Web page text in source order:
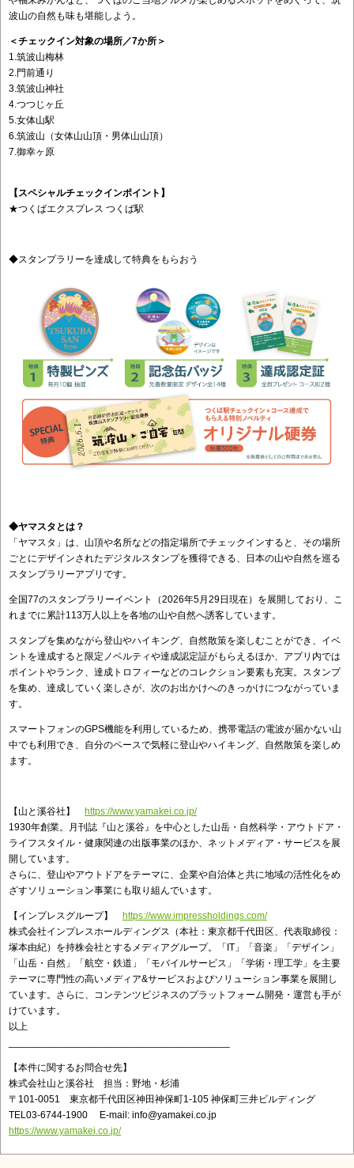
波山の自然も味も堪能しよう。
＜チェックイン対象の場所／7か所＞
1.筑波山梅林
2.門前通り
3.筑波山神社
4.つつじヶ丘
5.女体山駅
6.筑波山（女体山山頂・男体山山頂）
7.御幸ヶ原
【スペシャルチェックインポイント】
★つくばエクスプレス つくば駅
◆スタンプラリーを達成して特典をもらおう
◆ヤマスタとは？
「ヤマスタ」は、山頂や名所などの指定場所でチェックインすると、その場所
ごとにデザインされたデジタルスタンプを獲得できる、日本の山や自然を巡る
スタンプラリーアプリです。
全国77のスタンプラリーイベント（2026年5月29日現在）を展開しており、こ
れまでに累計113万人以上を各地の山や自然へ誘客しています。
スタンプを集めながら登山やハイキング、自然散策を楽しむことができ、イベ
ントを達成すると限定ノベルティや達成認定証がもらえるほか、アプリ内では
ポイントやランク、達成トロフィーなどのコレクション要素も充実。スタンプ
を集め、達成していく楽しさが、次のお出かけへのきっかけにつながっていま
す。
スマートフォンのGPS機能を利用しているため、携帯電話の電波が届かない山
中でも利用でき、自分のペースで気軽に登山やハイキング、自然散策を楽しめ
ます。
【山と溪谷社】 https://www.yamakei.co.jp/
1930年創業。月刊誌『山と溪谷』を中心とした山岳・自然科学・アウトドア・
ライフスタイル・健康関連の出版事業のほか、ネットメディア・サービスを展
開しています。
さらに、登山やアウトドアをテーマに、企業や自治体と共に地域の活性化をめ
ざすソリューション事業にも取り組んでいます。
【インプレスグループ】 https://www.impressholdings.com/
株式会社インプレスホールディングス（本社：東京都千代田区、代表取締役：
塚本由紀）を持株会社とするメディアグループ。「IT」「音楽」「デザイン」
「山岳・自然」「航空・鉄道」「モバイルサービス」「学術・理工学」を主要
テーマに専門性の高いメディア&サービスおよびソリューション事業を展開し
ています。さらに、コンテンツビジネスのプラットフォーム開発・運営も手が
けています。
以上
【本件に関するお問合せ先】
株式会社山と溪谷社 担当：野地・杉浦
〒101-0051 東京都千代田区神田神保町1-105 神保町三井ビルディング
TEL03-6744-1900 E-mail: info@yamakei.co.jp
https://www.yamakei.co.jp/